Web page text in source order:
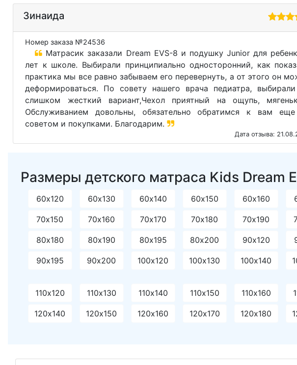
Зинаида
Номер заказа №24536
Матрасик заказали Dream EVS-8 и подушку Junior для
лет к школе. Выбирали принципиально односторонний, как
практика мы все равно забываем его перевернуть, а от этого он
деформироваться. По совету нашего врача педиатра,
слишком жесткий вариант,Чехол приятный на ощупь,
Обслуживанием довольны, обязательно обратимся к вам
советом и покупками. Благодарим.
Дата отзыва:
Размеры детского матраса Kids Dream
60х120 60х130 60х140 60х150 60х160
70х150 70х160 70х170 70х180 70х190
80х180 80х190 80х195 80х200 90х120
90х195 90х200 100х120 100х130 100х140
110х120 110х130 110х140 110х150 110х160
120х140 120х150 120х160 120х170 120х180